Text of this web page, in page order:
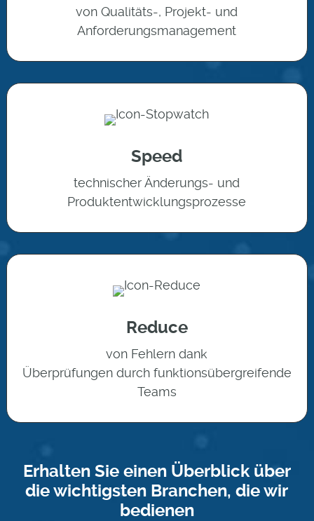
von Qualitäts-, Projekt- und
Anforderungsmanagement
Speed
technischer Änderungs- und
Produktentwicklungsprozesse
Reduce
von Fehlern dank
Überprüfungen durch funktionsübergreifende
Teams
Erhalten Sie einen Überblick über
die wichtigsten Branchen, die wir
bedienen